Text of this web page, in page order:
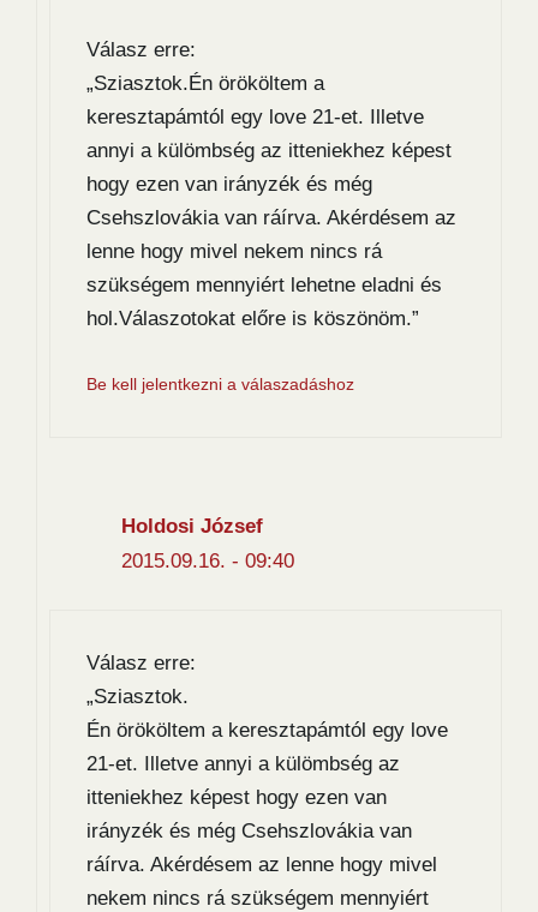
Válasz erre:
„Sziasztok.Én örököltem a
keresztapámtól egy love 21-et. Illetve
annyi a külömbség az itteniekhez képest
hogy ezen van irányzék és még
Csehszlovákia van ráírva. Akérdésem az
lenne hogy mivel nekem nincs rá
szükségem mennyiért lehetne eladni és
hol.Válaszotokat előre is köszönöm.”
Be kell jelentkezni a válaszadáshoz
Holdosi József
2015.09.16. - 09:40
Válasz erre:
„Sziasztok.
Én örököltem a keresztapámtól egy love
21-et. Illetve annyi a külömbség az
itteniekhez képest hogy ezen van
irányzék és még Csehszlovákia van
ráírva. Akérdésem az lenne hogy mivel
nekem nincs rá szükségem mennyiért